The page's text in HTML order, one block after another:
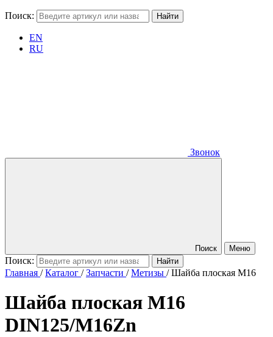
Поиск:
EN
RU
Звонок
Поиск Меню
Поиск:
Главная /Каталог /Запчасти /Метизы /Шайба плоская M16
Шайба плоская M16
DIN125/M16Zn